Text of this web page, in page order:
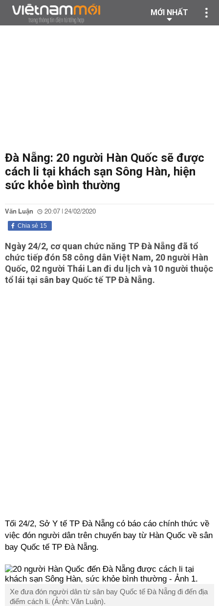
MỚI NHẤT
Đà Nẵng: 20 người Hàn Quốc sẽ được
cách li tại khách sạn Sông Hàn, hiện
sức khỏe bình thường
Văn Luận 20:07 | 24/02/2020
15
Chia sẻ
Ngày 24/2, cơ quan chức năng TP Đà Nẵng đã tổ
chức tiếp đón 58 công dân Việt Nam, 20 người Hàn
Quốc, 02 người Thái Lan đi du lịch và 10 người thuộc
tổ lái tại sân bay Quốc tế TP Đà Nẵng.
Tối 24/2, Sở Y tế TP Đà Nẵng có báo cáo chính thức về
việc đón người dân trên chuyến bay từ Hàn Quốc về sân
bay Quốc tế TP Đà Nẵng.
Xe đưa đón người dân từ sân bay Quốc tế Đà Nẵng đi đến địa
điểm cách li. (Ảnh: Văn Luận).